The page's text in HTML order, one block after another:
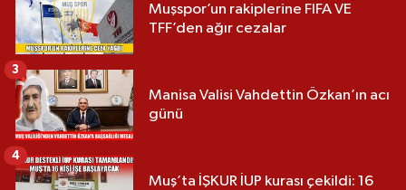
Muşspor’un rakiplerine FIFA VE
TFF’den ağır cezalar
Manisa Valisi Vahdettin Özkan’ın acı
günü
3
Muş’ta İŞKUR İUP kurası çekildi: 16
4